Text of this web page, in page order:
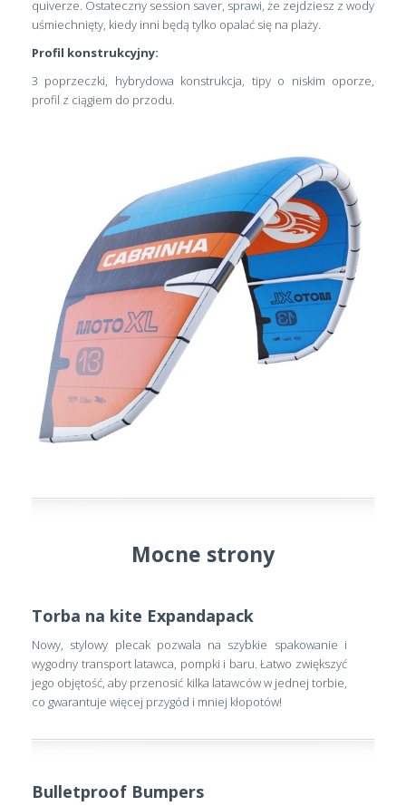
quiverze. Ostateczny session saver, sprawi, że zejdziesz z wody
uśmiechnięty, kiedy inni będą tylko opalać się na plaży.
Profil konstrukcyjny:
3 poprzeczki, hybrydowa konstrukcja, tipy o niskim oporze,
profil z ciągiem do przodu.
Mocne strony
Torba na kite Expandapack
Nowy, stylowy plecak pozwala na szybkie spakowanie i
wygodny transport latawca, pompki i baru. Łatwo zwiększyć
jego objętość, aby przenosić kilka latawców w jednej torbie,
co gwarantuje więcej przygód i mniej kłopotów!
Bulletproof Bumpers